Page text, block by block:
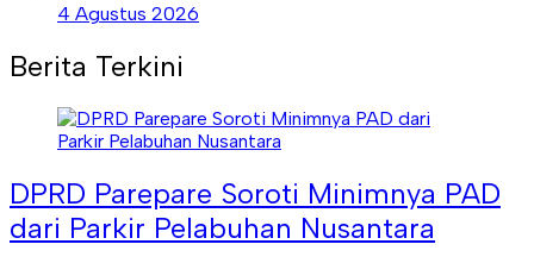
4 Agustus 2026
Berita Terkini
DPRD Parepare Soroti Minimnya PAD
dari Parkir Pelabuhan Nusantara